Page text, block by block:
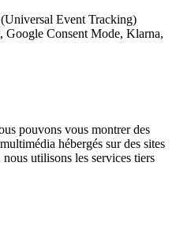
Event Tracking)
Google Consent Mode, Klarna,
pouvons vous montrer des
hébergés sur des sites
utilisons les services tiers